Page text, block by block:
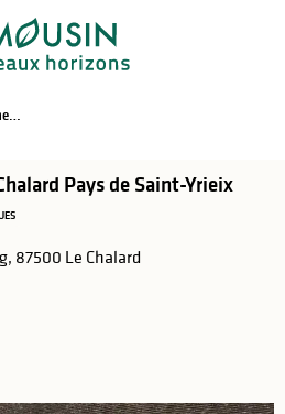
Office de Tourisme Le Chalard Pays de Saint-Yrieix
Pays de Saint-Yrieix
87500 Le Chalard